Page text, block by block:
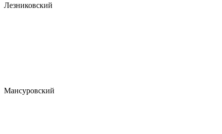
Лезниковский
Мансуровский